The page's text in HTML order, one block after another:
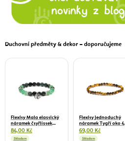
Duchovní předměty & dekor – doporučujeme
Flexity Mala elastický
náramek čtyřlístek
zelený jaspis,
aventurín 7 cm
84,00 Kč
Skladem
Flexity jednoduchý
náramek Tygří oko 4
mm
69,00 Kč
Skladem